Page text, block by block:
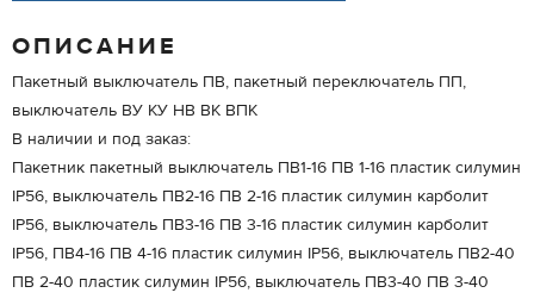
ОПИСАНИЕ
Пакетный выключатель ПВ, пакетный переключатель ПП,
выключатель ВУ КУ НВ ВК ВПК
В наличии и под заказ:
Пакетник пакетный выключатель ПВ1-16 ПВ 1-16 пластик силумин
IP56, выключатель ПВ2-16 ПВ 2-16 пластик силумин карболит
IP56, выключатель ПВ3-16 ПВ 3-16 пластик силумин карболит
IP56, ПВ4-16 ПВ 4-16 пластик силумин IP56, выключатель ПВ2-40
ПВ 2-40 пластик силумин IP56, выключатель ПВ3-40 ПВ 3-40